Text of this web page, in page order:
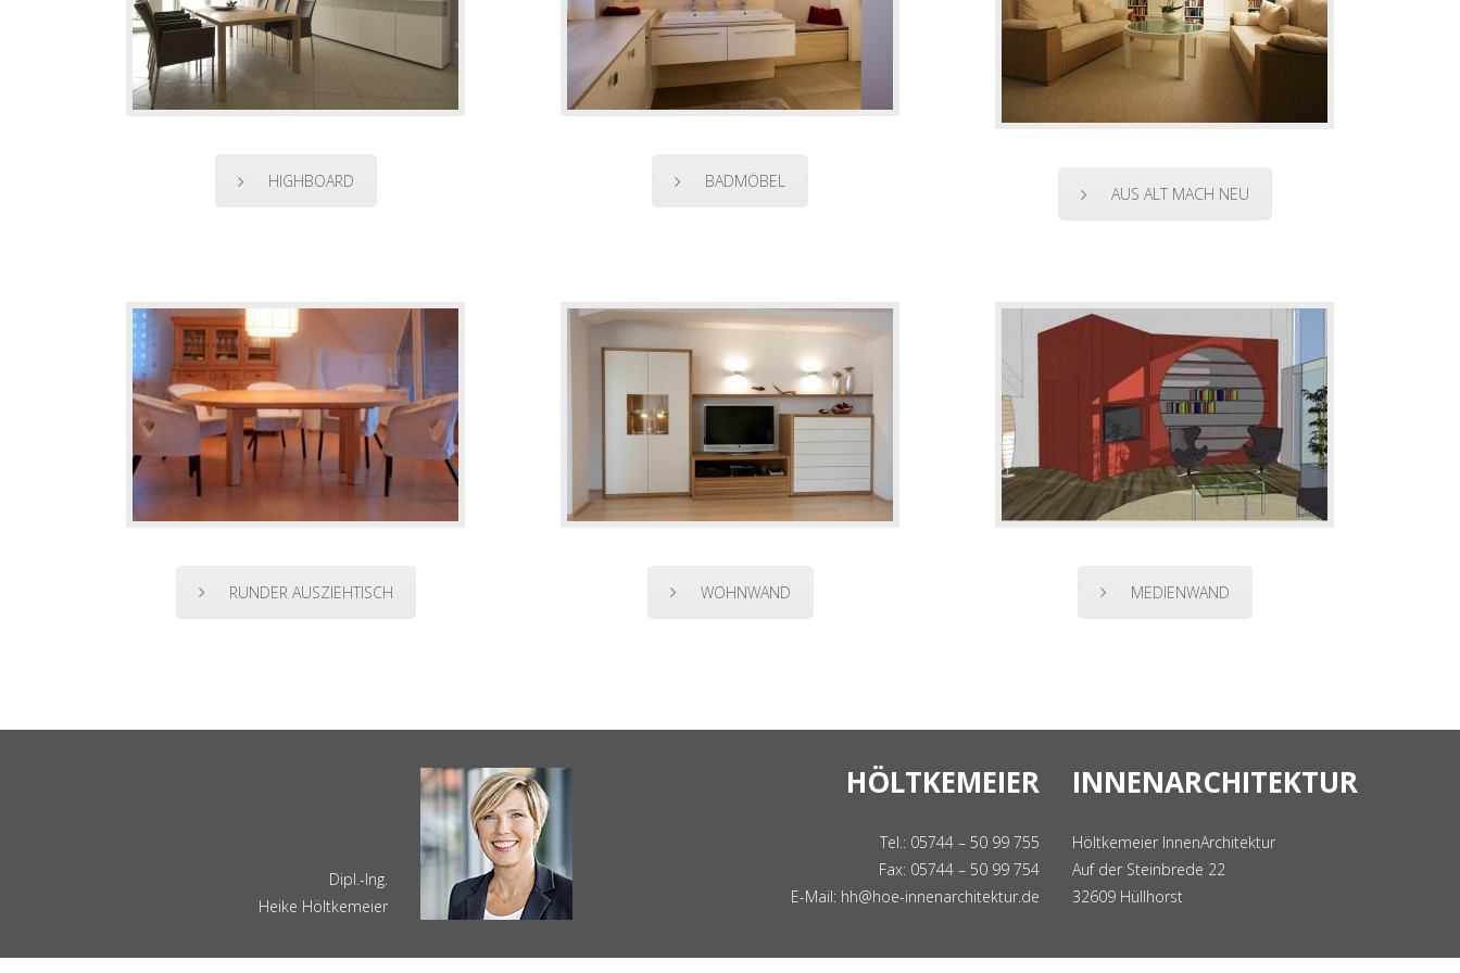
HIGHBOARD BADMÖBEL
AUS ALT MACH NEU
RUNDER AUSZIEHTISCH WOHNWAND MEDIENWAND
Dipl.-Ing.
Heike Höltkemeier
HÖLTKEMEIER
Tel.: 05744 – 50 99 755
Fax: 05744 – 50 99 754
E-Mail: hh@hoe-innenarchitektur.de
INNENARCHITEKTUR
Höltkemeier InnenArchitektur
Auf der Steinbrede 22
32609 Hüllhorst